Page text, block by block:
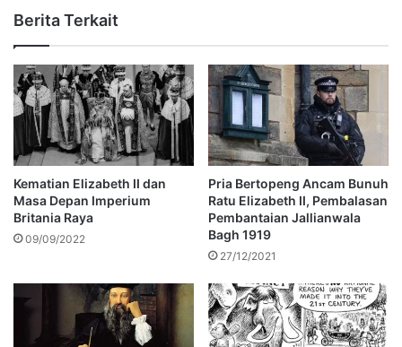
Berita Terkait
Kematian Elizabeth II dan
Masa Depan Imperium
Britania Raya
09/09/2022
Pria Bertopeng Ancam Bunuh
Ratu Elizabeth II, Pembalasan
Pembantaian Jallianwala
Bagh 1919
27/12/2021